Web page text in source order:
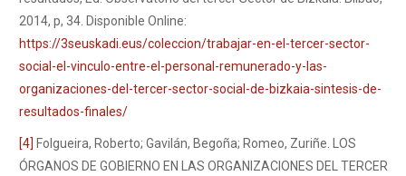
2014, p, 34. Disponible Online:
https://3seuskadi.eus/coleccion/trabajar-en-el-tercer-sector-
social-el-vinculo-entre-el-personal-remunerado-y-las-
organizaciones-del-tercer-sector-social-de-bizkaia-sintesis-de-
resultados-finales/
[4] Folgueira, Roberto; Gavilán, Begoña; Romeo, Zuriñe. LOS
ÓRGANOS DE GOBIERNO EN LAS ORGANIZACIONES DEL TERCER